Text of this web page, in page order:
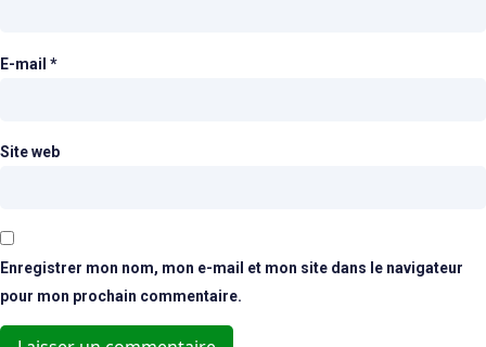
E-mail *
Site web
Enregistrer mon nom, mon e-mail et mon site dans le navigateur
pour mon prochain commentaire.